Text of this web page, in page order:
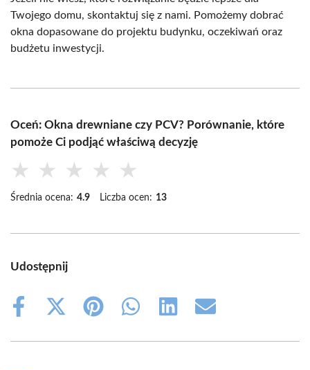
Twojego domu, skontaktuj się z nami. Pomożemy dobrać
okna dopasowane do projektu budynku, oczekiwań oraz
budżetu inwestycji.
Oceń: Okna drewniane czy PCV? Porównanie, które
pomoże Ci podjąć właściwą decyzję
★ ★ ★ ★ ★
Średnia ocena: 4.9 Liczba ocen: 13
Udostępnij
Share
Share
(Twitter)
Share
Share
Share
Share